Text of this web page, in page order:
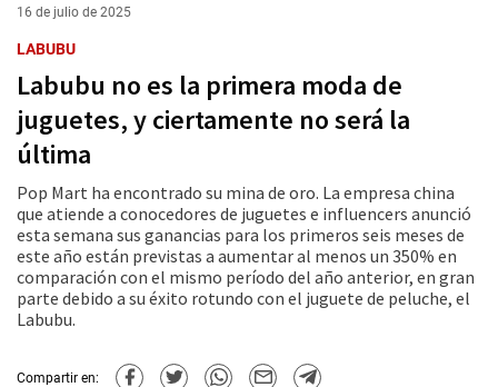
16 de julio de 2025
LABUBU
Labubu no es la primera moda de
juguetes, y ciertamente no será la
última
Pop Mart ha encontrado su mina de oro. La empresa china
que atiende a conocedores de juguetes e influencers anunció
esta semana sus ganancias para los primeros seis meses de
este año están previstas a aumentar al menos un 350% en
comparación con el mismo período del año anterior, en gran
parte debido a su éxito rotundo con el juguete de peluche, el
Labubu.
Compartir en: